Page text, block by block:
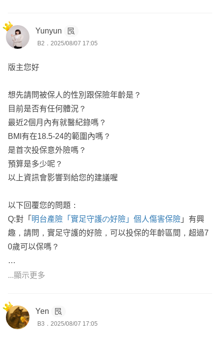
Yunyun
B2．2025/08/07 17:05
版主您好
想先請問被保人的性別跟保險年齡是？
目前是否有任何體況？
最近2個月內有就醫紀錄嗎？
BMI有在18.5-24的範圍內嗎？
是首次投保意外險嗎？
預算是多少呢？
以上資訊會影響到給您的建議喔
以下回覆您的問題：
Q:對「 明台產險「實足守護の好險」個人傷害保險 」有興
趣，請問，實足守護的好險，可以投保的年齡區間，超過7
0歲可以保嗎？
🅰️目前明台產實足守護的首次投保年齡為15足歲~60歲，最
若長輩要投保，可以參考富邦產、台灣產的方案
🎯建議可以參考富邦產、台灣產的規劃
...顯示更多
Yen
B3．2025/08/07 17:05